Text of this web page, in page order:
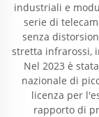
industriali e
serie di
senza
stretta infrarossi,
Nel 2023 è
nazionale di
licenza per
rapporto di